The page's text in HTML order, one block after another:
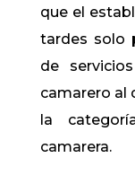
que el
tardes solo
de
camarero al
la
camarera.